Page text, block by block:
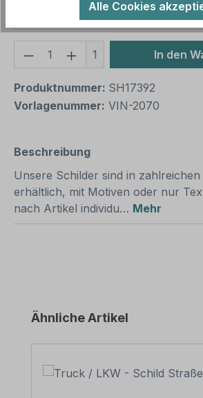
abweichende
Produkt Anzahl: Gib
1 In den
Produktnummer: SH17392
Vorlagenummer: VIN-2070
Beschreibung
Unsere Schilder sind in
erhältlich, mit Motiven oder nur
nach Artikel individu… Mehr
Produktgalerie überspringen
Ähnliche Artikel
Alle Cookies